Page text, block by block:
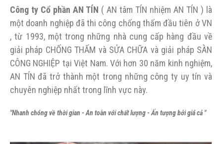
Công ty Cổ phần AN TÍN ( AN tâm TÍN nhiệm AN TÍN ) là
một doanh nghiệp đã thi công chống thấm đầu tiên ở VN
, từ 1993, một trong những nhà cung cấp hàng đầu về
giải pháp CHỐNG THẤM và SỬA CHỮA và giải pháp SÀN
CÔNG NGHIỆP tại Việt Nam. Với hơn 30 năm kinh nghiệm,
AN TÍN đã trở thành một trong những công ty uy tín và
chuyên nghiệp nhất trong lĩnh vực này.
"Nhanh chóng về thời gian - An toàn với chất lượng - Ấn tượng bởi giá cả "